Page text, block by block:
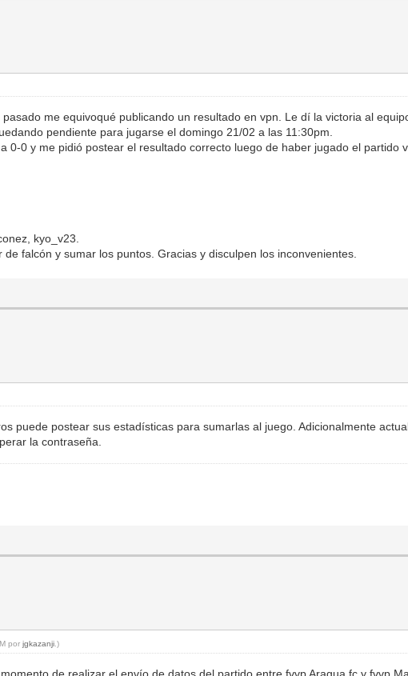
me equivoqué publicando un resultado en vpn. Le dí la victoria al
pendiente para jugarse el domingo 21/02 a las 11:30pm.
0-0 y me pidió postear el resultado correcto luego de haber jugado el partido
kyo_v23.
falcón y sumar los puntos. Gracias y disculpen los inconvenientes.
puede postear sus estadísticas para sumarlas al juego. Adicionalmente
la contraseña.
porjgkazanji .)